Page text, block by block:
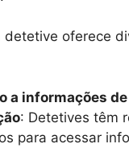
detetive oferece
a informações
: Detetives têm
para acessar